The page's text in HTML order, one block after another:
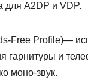
для A2DP и VDP.
Profile)—
гарнитуры и
моно-звук.